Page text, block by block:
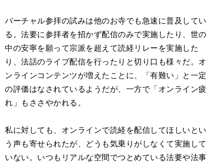
バーチャル参拝の試みは他のお寺でも急速に普及してい
る。法要に参拝者を招かず配信のみで実施したり、世の
中の安寧を願って宗派を超えて読経リレーを実施した
り、法話のライブ配信を行ったりと切り口も様々だ。オ
ンラインコンテンツが増えたことに、「有難い」と一定
の評価はなされているようだが、一方で「オンライン疲
れ」もささやかれる。
私に対しても、オンラインで読経を配信してほしいとい
う声も寄せられたが、どうも気乗りがしなくて実施して
いない。いつもリアルな空間でつとめている法要や法事